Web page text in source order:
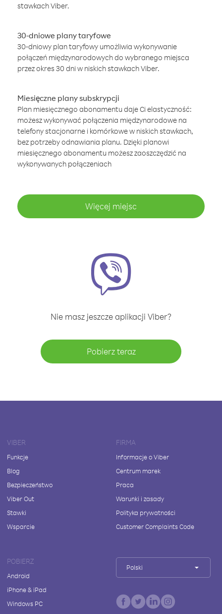
stawkach Viber.
30-dniowe plany taryfowe
30-dniowy plan taryfowy umożliwia wykonywanie
połączeń międzynarodowych do wybranego miejsca
przez okres 30 dni w niskich stawkach Viber.
Miesięczne plany subskrypcji
Plan miesięcznego abonamentu daje Ci elastyczność:
możesz wykonywać połączenia międzynarodowe na
telefony stacjonarne i komórkowe w niskich stawkach,
bez potrzeby odnawiania planu. Dzięki planowi
miesięcznego abonamentu możesz zaoszczędzić na
wykonywanych połączeniach
Więcej miejsc
Nie masz jeszcze aplikacji Viber?
Pobierz teraz
VIBER
Funkcje
Blog
Bezpieczeństwo
Viber Out
Stawki
Wsparcie
FIRMA
Informacje o Viber
Centrum marek
Praca
Warunki i zasady
Polityka prywatności
Customer Complaints Code
POBIERZ
Android
iPhone & iPad
Windows PC
Polski